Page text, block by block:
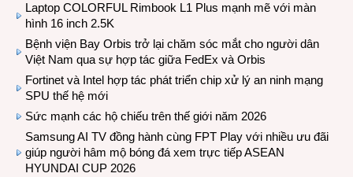
Laptop COLORFUL Rimbook L1 Plus mạnh mẽ với màn
hình 16 inch 2.5K
Bệnh viện Bay Orbis trở lại chăm sóc mắt cho người dân
Việt Nam qua sự hợp tác giữa FedEx và Orbis
Fortinet và Intel hợp tác phát triển chip xử lý an ninh mạng
SPU thế hệ mới
Sức mạnh các hộ chiếu trên thế giới năm 2026
Samsung AI TV đồng hành cùng FPT Play với nhiều ưu đãi
giúp người hâm mộ bóng đá xem trực tiếp ASEAN
HYUNDAI CUP 2026